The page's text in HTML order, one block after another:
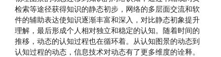
检索等途径获得知识的静态初步，网络的多层面交流和软
件的辅助表达使知识逐渐丰富和深入，对比静态初象提升
理解，最后形成个人相对独立和稳定的认知。随着时间的
推移，动态的认知过程也在循环着。从认知图景的动态到
认知过程的动态，信息技术对动态有了更多维度的诠释。